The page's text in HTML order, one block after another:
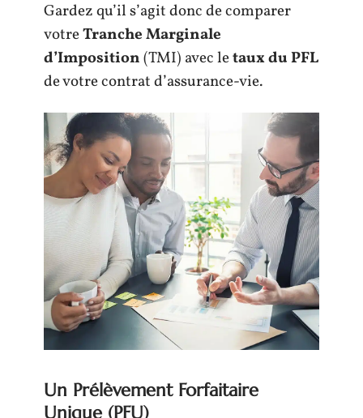
Gardez qu’il s’agit donc de comparer
votreTranche Marginale
d’Imposition(TMI) avec letaux du PFL
de votre contrat d’assurance-vie.
Un Prélèvement Forfaitaire
Unique (PFU)